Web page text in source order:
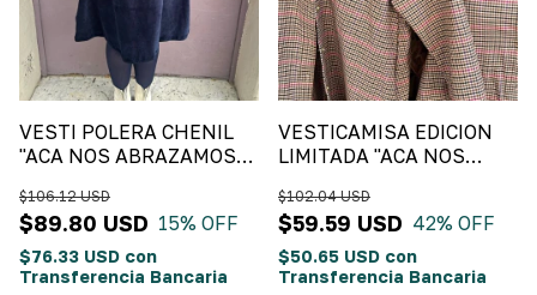
VESTI POLERA CHENIL
"ACA NOS ABRAZAMOS"
$89.80 USD
$106.12 USD
15% OFF
$76.33 USD con
Transferencia Bancaria
VESTICAMISA EDICION
LIMITADA "ACA NOS
$59.59 USD
$102.04 USD
42% OFF
$50.65 USD con
Transferencia Bancaria